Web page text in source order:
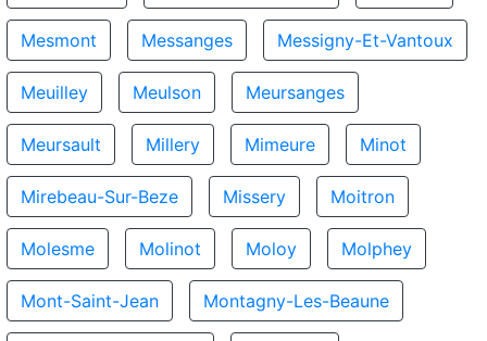
Mesmont Messanges Messigny-Et-Vantoux
Meuilley Meulson Meursanges
Meursault Millery Mimeure Minot
Mirebeau-Sur-Beze Missery Moitron
Molesme Molinot Moloy Molphey
Mont-Saint-Jean Montagny-Les-Beaune